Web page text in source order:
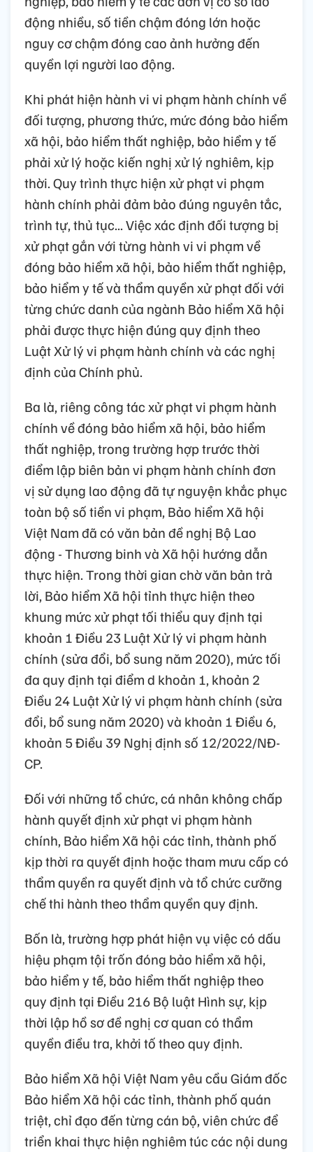
động nhiều, số tiền chậm đóng lớn hoặc
nguy cơ chậm đóng cao ảnh hưởng đến
quyền lợi người lao động.
Khi phát hiện hành vi vi phạm hành chính về
đối tượng, phương thức, mức đóng bảo hiểm
xã hội, bảo hiểm thất nghiệp, bảo hiểm y tế
phải xử lý hoặc kiến nghị xử lý nghiêm, kịp
thời. Quy trình thực hiện xử phạt vi phạm
hành chính phải đảm bảo đúng nguyên tắc,
trình tự, thủ tục... Việc xác định đối tượng bị
xử phạt gắn với từng hành vi vi phạm về
đóng bảo hiểm xã hội, bảo hiểm thất nghiệp,
bảo hiểm y tế và thẩm quyền xử phạt đối với
từng chức danh của ngành Bảo hiểm Xã hội
phải được thực hiện đúng quy định theo
Luật Xử lý vi phạm hành chính và các nghị
định của Chính phủ.
Ba là, riêng công tác xử phạt vi phạm hành
chính về đóng bảo hiểm xã hội, bảo hiểm
thất nghiệp, trong trường hợp trước thời
điểm lập biên bản vi phạm hành chính đơn
vị sử dụng lao động đã tự nguyện khắc phục
toàn bộ số tiền vi phạm, Bảo hiểm Xã hội
Việt Nam đã có văn bản đề nghị Bộ Lao
động - Thương binh và Xã hội hướng dẫn
thực hiện. Trong thời gian chờ văn bản trả
lời, Bảo hiểm Xã hội tỉnh thực hiện theo
khung mức xử phạt tối thiểu quy định tại
khoản 1 Điều 23 Luật Xử lý vi phạm hành
chính (sửa đổi, bổ sung năm 2020), mức tối
đa quy định tại điểm d khoản 1, khoản 2
Điều 24 Luật Xử lý vi phạm hành chính (sửa
đổi, bổ sung năm 2020) và khoản 1 Điều 6,
khoản 5 Điều 39 Nghị định số 12/2022/NĐ-
CP.
Đối với những tổ chức, cá nhân không chấp
hành quyết định xử phạt vi phạm hành
chính, Bảo hiểm Xã hội các tỉnh, thành phố
kịp thời ra quyết định hoặc tham mưu cấp có
thẩm quyền ra quyết định và tổ chức cưỡng
chế thi hành theo thẩm quyền quy định.
Bốn là, trường hợp phát hiện vụ việc có dấu
hiệu phạm tội trốn đóng bảo hiểm xã hội,
bảo hiểm y tế, bảo hiểm thất nghiệp theo
quy định tại Điều 216 Bộ luật Hình sự, kịp
thời lập hồ sơ đề nghị cơ quan có thẩm
quyền điều tra, khởi tố theo quy định.
Bảo hiểm Xã hội Việt Nam yêu cầu Giám đốc
Bảo hiểm Xã hội các tỉnh, thành phố quán
triệt, chỉ đạo đến từng cán bộ, viên chức để
triển khai thực hiện nghiêm túc các nội dung